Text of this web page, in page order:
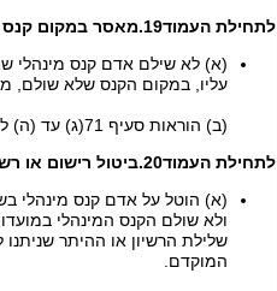
לתחילת העמוד19.מאסר במקום קנס שלא שולם
(א) לא שילם אדם קנס מינהלי
עליו, במקום הקנס שלא שולם,
(ב) הוראות סעיף 71(ג) עד (ה) לחוק העונשין, יחולו, בשינויים המחוייבים, גם על מאסר לפי סעיף קטן (א).
לתחילת העמוד20.ביטול רישום או רשיון
(א) הוטל על אדם קנס מינהלי
ולא שולם הקנס המינהלי
שלילת הרשיון או ההיתר
המוקדם.